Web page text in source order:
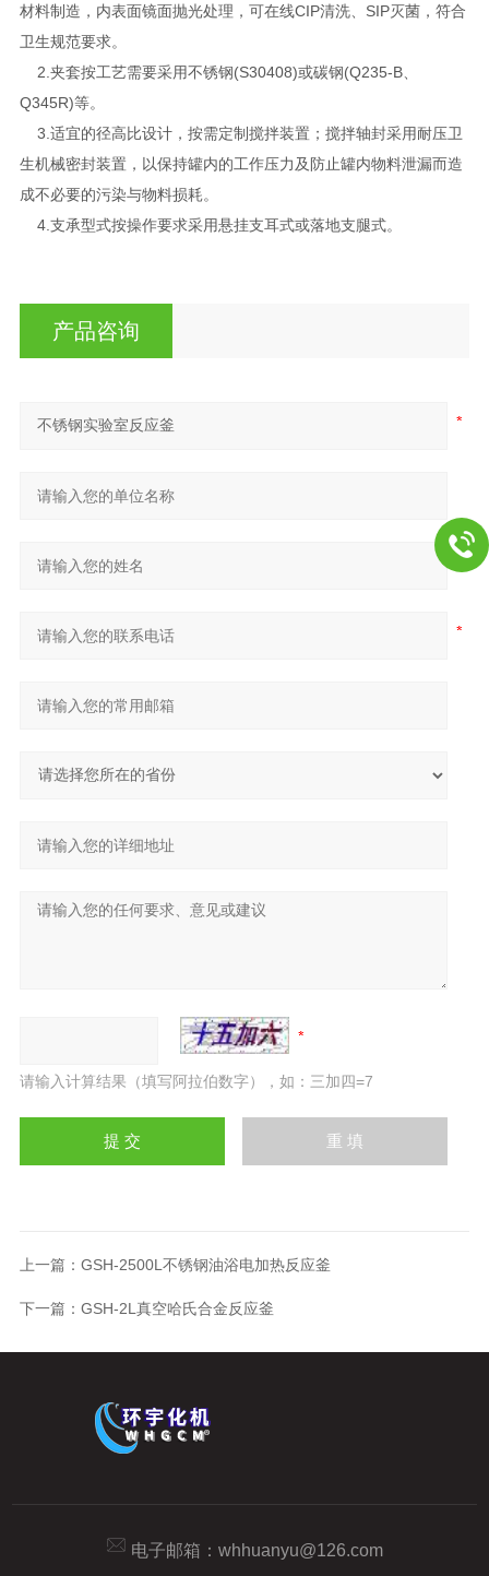
材料制造，内表面镜面抛光处理，可在线CIP清洗、SIP灭菌，符合
卫生规范要求。
2.夹套按工艺需要采用不锈钢(S30408)或碳钢(Q235-B、
Q345R)等。
3.适宜的径高比设计，按需定制搅拌装置；搅拌轴封采用耐压卫
生机械密封装置，以保持罐内的工作压力及防止罐内物料泄漏而造
成不必要的污染与物料损耗。
4.支承型式按操作要求采用悬挂支耳式或落地支腿式。
产品咨询
请输入计算结果（填写阿拉伯数字），如：三加四=7
上一篇： GSH-2500L不锈钢油浴电加热反应釜
下一篇： GSH-2L真空哈氏合金反应釜
电子邮箱： whhuanyu@126.com